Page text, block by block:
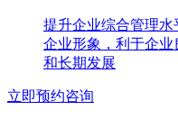
提升企业综合管理水
企业形象，利于企业
和长期发展
立即预约咨询